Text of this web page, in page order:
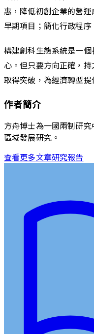
惠，降低初創企業的營
早期項目；簡化行政程序
構建創科生態系統是一
心。但只要方向正確，
取得突破，為經濟轉型提
作者簡介
方舟博士為一國兩制研
區域發展研究。
查看更多文章研究報告